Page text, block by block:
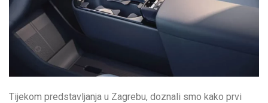
Tijekom predstavljanja u Zagrebu, doznali smo kako prvi